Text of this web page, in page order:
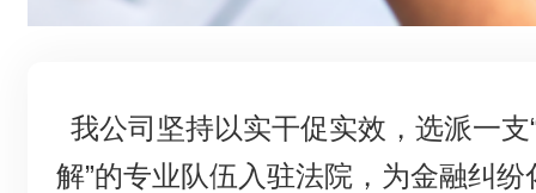
我公司坚持以实干促实效，选派一
解”的专业队伍入驻法院，为金融纠